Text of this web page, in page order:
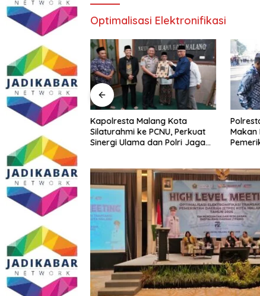
Optimalisasi Elektronifikasi
Gandeng GP
UMKM
Kapolresta Malang Kota
Silaturahmi ke PCNU, Perkuat
Sinergi Ulama dan Polri Jaga
Makan